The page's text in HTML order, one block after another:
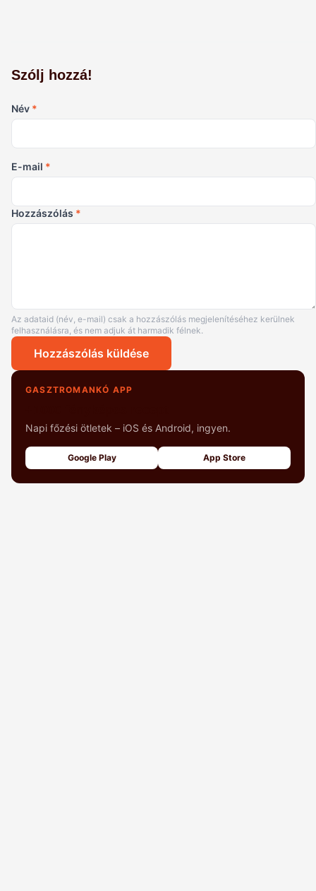
Szólj hozzá!
Név *
E-mail *
Hozzászólás *
Az adataid (név, e-mail) csak a hozzászólás megjelenítéséhez kerülnek
felhasználásra, és nem adjuk át harmadik félnek.
Hozzászólás küldése
GASZTROMANKÓ APP
Napi főzési ötletek – iOS és Android, ingyen.
Google Play App Store